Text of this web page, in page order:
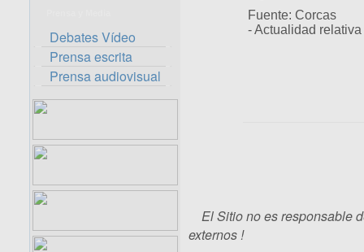
Debates Vídeo
Prensa escrita
Prensa audiovisual
Fuente: Corcas
- Actualidad
El Sitio no es responsable
externos !